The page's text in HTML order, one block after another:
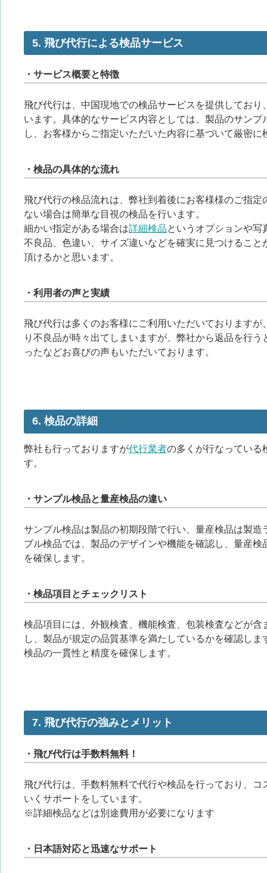
5. 飛び代行による検品サービス
・サービス概要と特徴
飛び代行は、中国現地での検品サービスを提供してお
います。具体的なサービス内容としては、製品のサン
し、お客様からご指定いただいた内容に基づいて厳密に
・検品の具体的な流れ
飛び代行の検品流れは、弊社到着後にお客様様のご指
ない場合は簡単な目視の検品を行います。
細かい指定がある場合は詳細検品というオプションや写
不良品、色違い、サイズ違いなどを確実に見つけるこ
頂けるかと思います。
・利用者の声と実績
飛び代行は多くのお客様にご利用いただいております
り不良品が時々出てしまいますが、弊社から返品を行
ったなどお喜びの声もいただいております。
6. 検品の詳細
弊社も行っておりますが代行業者の多くが行なっている
す。
・サンプル検品と量産検品の違い
サンプル検品は製品の初期段階で行い、量産検品は製
プル検品では、製品のデザインや機能を確認し、量産
を確保します。
・検品項目とチェックリスト
検品項目には、外観検査、機能検査、包装検査などが
し、製品が規定の品質基準を満たしているかを確認し
検品の一貫性と精度を確保します。
7. 飛び代行の強みとメリット
・飛び代行は手数料無料！
飛び代行は、手数料無料で代行や検品を行っており、
いくサポートをしています。
※詳細検品などは別途費用が必要になります
・日本語対応と迅速なサポート